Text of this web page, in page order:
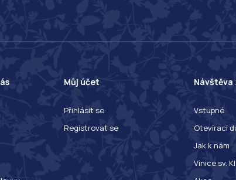
Můj účet
Přihlásit se
Registrovat se
Návštěva
Vstupné
Otevírací
Jak k nám
Vinice sv.